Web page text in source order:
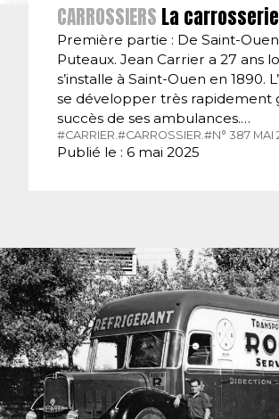
CARROSSIERS La
Première partie : De Saint-
Puteaux. Jean Carrier a 27 ans
s’installe à Saint-Ouen en 1890.
se développer très rapidement
succès de ses ambulances.…
#CARRIER.#CARROSSIER.#N° 387 MAI
Publié le : 6 mai 2025